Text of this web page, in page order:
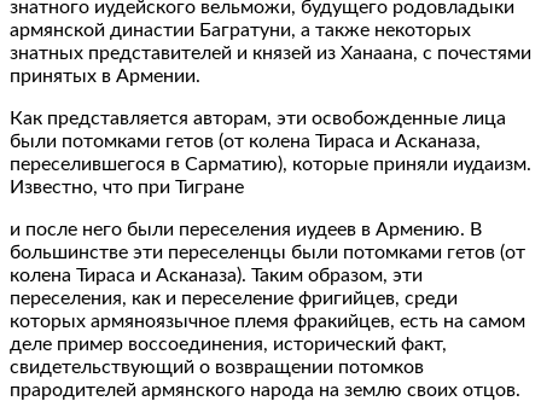
знатного иудейского вельможи, будущего родовладыки
армянской династии Багратуни, а также некоторых
знатных представителей и князей из Ханаана, с почестями
принятых в Армении.
Как представляется авторам, эти освобожденные лица
были потомками гетов (от колена Тираса и Асканаза,
переселившегося в Сарматию), которые приняли иудаизм.
Известно, что при Тигране
и после него были переселения иудеев в Армению. В
большинстве эти переселенцы были потомками гетов (от
колена Тираса и Асканаза). Таким образом, эти
переселения, как и переселение фригийцев, среди
которых армяноязычное племя фракийцев, есть на самом
деле пример воссоединения, исторический факт,
свидетельствующий о возвращении потомков
прародителей армянского народа на землю своих отцов.